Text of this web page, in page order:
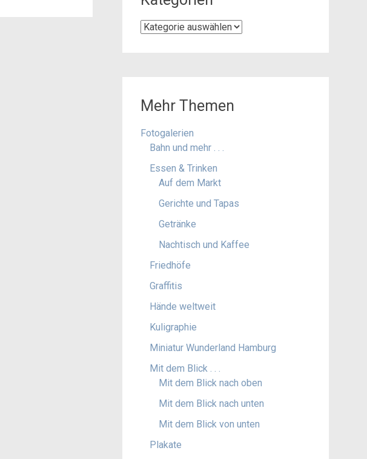
Kategorien
Mehr Themen
Fotogalerien
Bahn und mehr . . .
Essen & Trinken
Auf dem Markt
Gerichte und Tapas
Getränke
Nachtisch und Kaffee
Friedhöfe
Graffitis
Hände weltweit
Kuligraphie
Miniatur Wunderland Hamburg
Mit dem Blick . . .
Mit dem Blick nach oben
Mit dem Blick nach unten
Mit dem Blick von unten
Plakate